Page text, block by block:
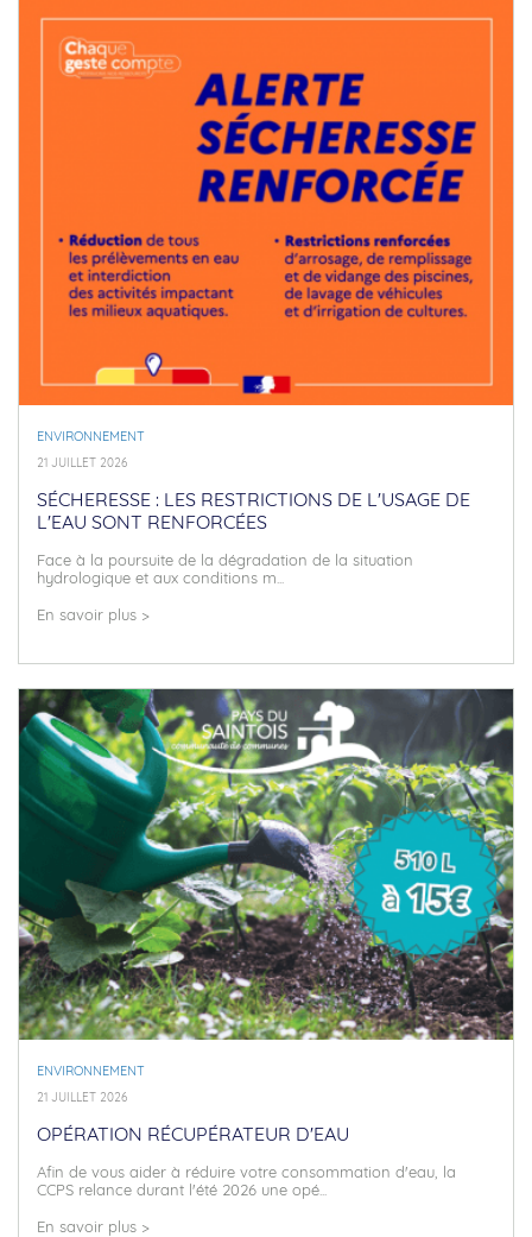
ENVIRONNEMENT
21 JUILLET 2026
SÉCHERESSE : LES RESTRICTIONS DE L'USAGE DE
L'EAU SONT RENFORCÉES
Face à la poursuite de la dégradation de la situation
hydrologique et aux conditions m...
En savoir plus >
ENVIRONNEMENT
21 JUILLET 2026
OPÉRATION RÉCUPÉRATEUR D'EAU
Afin de vous aider à réduire votre consommation d'eau, la
CCPS relance durant l'été 2026 une opé...
En savoir plus >